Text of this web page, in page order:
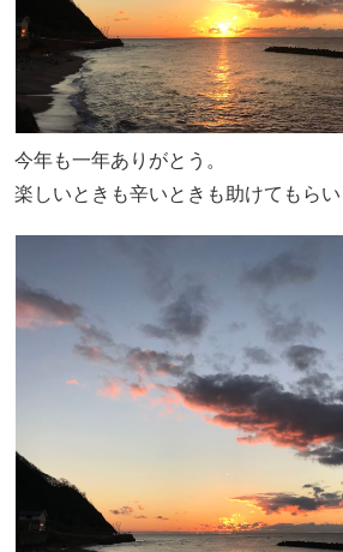
今年も一年ありがとう。
楽しいときも辛いときも助けてもらい